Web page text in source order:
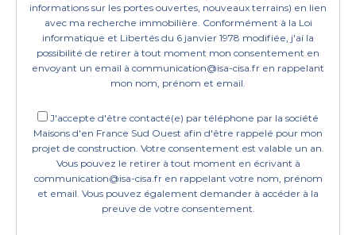
informations sur les portes ouvertes, nouveaux terrains) en lien
avec ma recherche immobilière. Conformément à la Loi
informatique et Libertés du 6 janvier 1978 modifiée, j'ai la
possibilité de retirer à tout moment mon consentement en
envoyant un email à communication@isa-cisa.fr en rappelant
mon nom, prénom et email.
J'accepte d'être contacté(e) par téléphone par la société
Maisons d'en France Sud Ouest afin d'être rappelé pour mon
projet de construction. Votre consentement est valable un an.
Vous pouvez le retirer à tout moment en écrivant à
communication@isa-cisa.fr en rappelant votre nom, prénom
et email. Vous pouvez également demander à accéder à la
preuve de votre consentement.